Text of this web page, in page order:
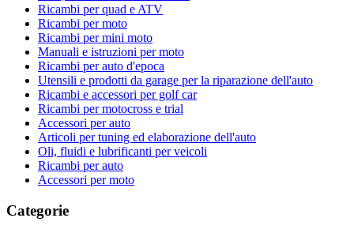
Ricambi per quad e ATV
Ricambi per moto
Ricambi per mini moto
Manuali e istruzioni per moto
Ricambi per auto d'epoca
Utensili e prodotti da garage per la riparazione dell'auto
Ricambi e accessori per golf car
Ricambi per motocross e trial
Accessori per auto
Articoli per tuning ed elaborazione dell'auto
Oli, fluidi e lubrificanti per veicoli
Ricambi per auto
Accessori per moto
Categorie